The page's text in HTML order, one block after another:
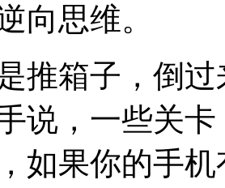
向思维。
推箱子，倒
说，一些关
如果你的手